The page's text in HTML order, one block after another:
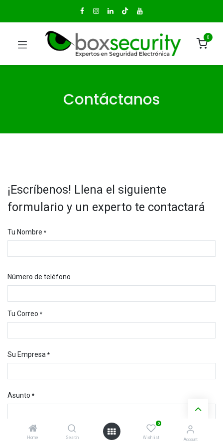
Home Search
0
Wishlist Account
0
Contáctanos
¡Escríbenos! Llena el siguiente
formulario y un experto te contactará
Tu Nombre *
Número de teléfono
Tu Correo *
Su Empresa *
Asunto *
Su Pregunta